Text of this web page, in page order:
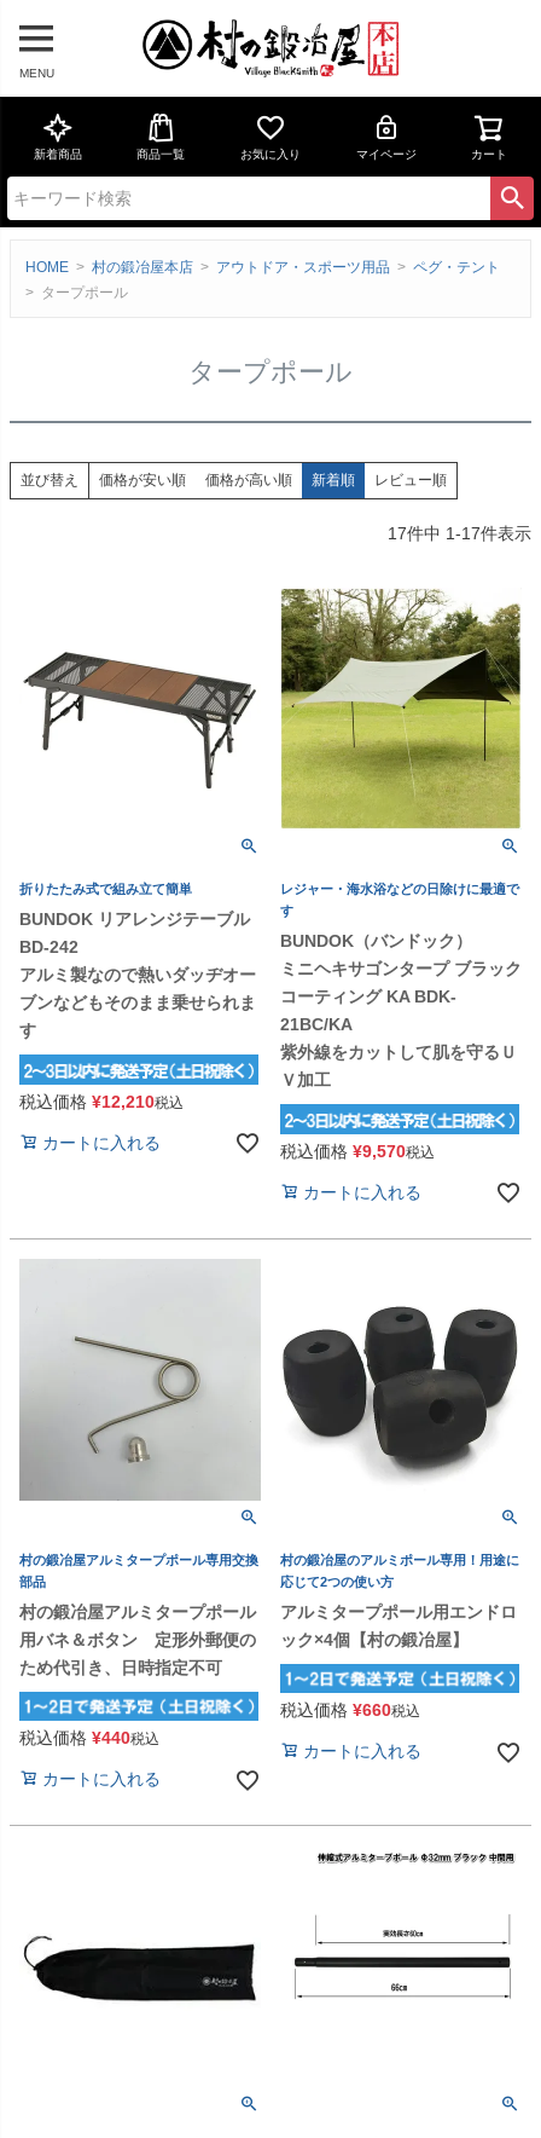
MENU
新着商品 商品一覧 お気に入り マイページ カート
HOME 村の鍛冶屋本店 アウトドア・スポーツ用品
ペグ・テント
タープポール
タープポール
並び替え 価格が安い順 価格が高い順 新着順 レビュー順
17件中 1-17件表示
折りたたみ式で組み立て簡単
BUNDOK リアレンジテーブル
BD-242
アルミ製なので熱いダッヂオー
ブンなどもそのまま乗せられま
す
税込価格 ¥12,210税込
カートに入れる
レジャー・海水浴などの日除けに最適で
す
BUNDOK（バンドック）
ミニヘキサゴンタープ ブラック
コーティング KA BDK-
21BC/KA
紫外線をカットして肌を守るＵ
Ｖ加工
税込価格 ¥9,570税込
カートに入れる
村の鍛冶屋アルミタープポール専用交換
部品
村の鍛冶屋アルミタープポール
用バネ＆ボタン 定形外郵便の
ため代引き、日時指定不可
税込価格 ¥440税込
カートに入れる
村の鍛冶屋のアルミポール専用！用途に
応じて2つの使い方
アルミタープポール用エンドロ
ック×4個【村の鍛冶屋】
税込価格 ¥660税込
カートに入れる